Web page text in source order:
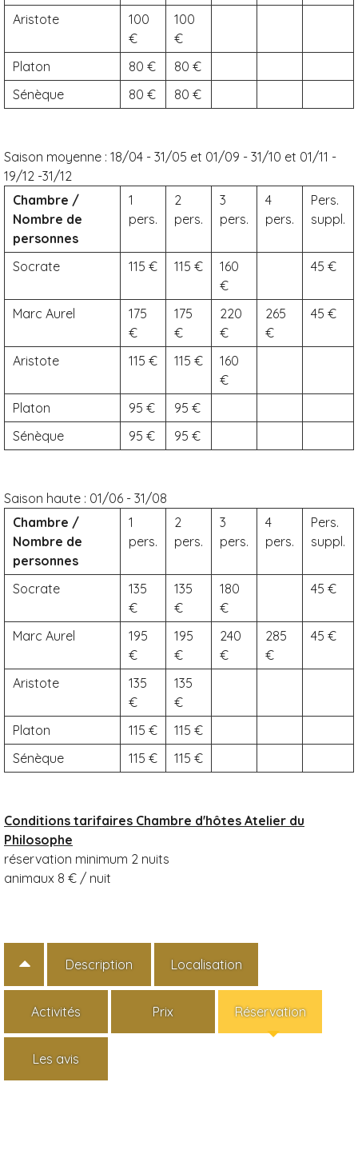
Aristote
100 100
Platon 80
80
Sénèque
80 80
Saison moyenne : 18/04 - 31/05 et 01/09 - 31/10 et 01/11 -
19/12 -31/12
Chambre /
Nombre de
personnes
1
pers.
2
pers.
3
pers.
4
pers.
Pers.
suppl.
Socrate 115 115 160 45
Marc Aurel 175 175 220 265 45
Aristote 115 115 160
Platon 95
95
Sénèque
95 95
Saison haute : 01/06 - 31/08
Chambre /
Nombre de
personnes
1
pers.
2
pers.
3
pers.
4
pers.
Pers.
suppl.
Socrate 135 135 180 45
Marc Aurel 195 195 240 285 45
Aristote 135 135
Platon 115
115
Sénèque
115 115
Conditions tarifaires Chambre d'hôtes Atelier du
Philosophe
réservation minimum 2 nuits
animaux 8 € / nuit
Description Localisation
Activités Prix Réservation
Les avis